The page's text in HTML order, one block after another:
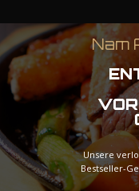
Nam
Unsere
Bestseller-